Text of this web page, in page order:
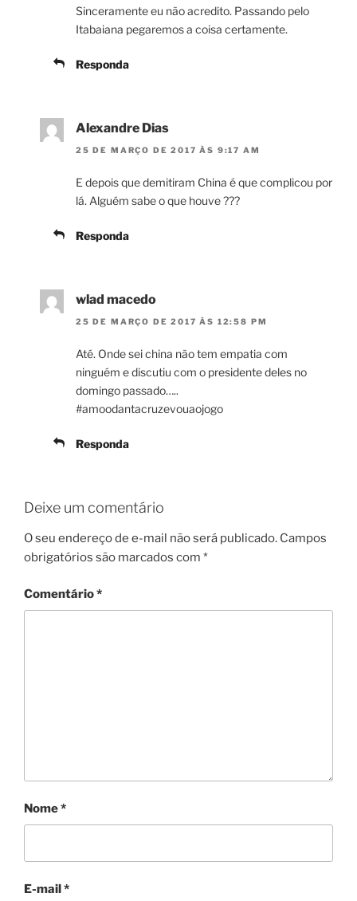
Sinceramente eu não acredito. Passando pelo
Itabaiana pegaremos a coisa certamente.
Responda
Alexandre Dias
25 DE MARÇO DE 2017 ÀS 9:17 AM
E depois que demitiram China é que complicou por
lá. Alguém sabe o que houve ???
Responda
wlad macedo
25 DE MARÇO DE 2017 ÀS 12:58 PM
Até. Onde sei china não tem empatia com
ninguém e discutiu com o presidente deles no
domingo passado…..
#amoodantacruzevouaojogo
Responda
Deixe um comentário
O seu endereço de e-mail não será publicado. Campos
obrigatórios são marcados com *
Comentário*
Nome*
E-mail *